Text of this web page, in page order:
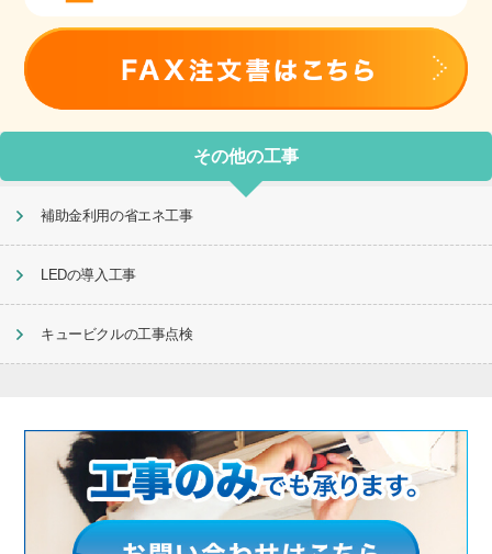
その他の工事
補助金利用の省エネ工事
LEDの導入工事
キュービクルの工事点検